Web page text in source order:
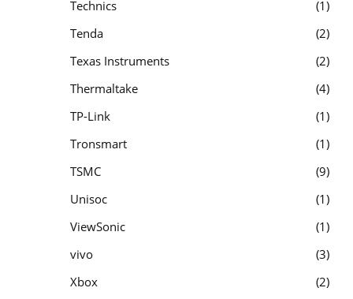
Technics
1
Tenda
2
Texas Instruments
2
Thermaltake
4
TP-Link
1
Tronsmart
1
TSMC
9
Unisoc
1
ViewSonic
1
vivo
3
Xbox
2